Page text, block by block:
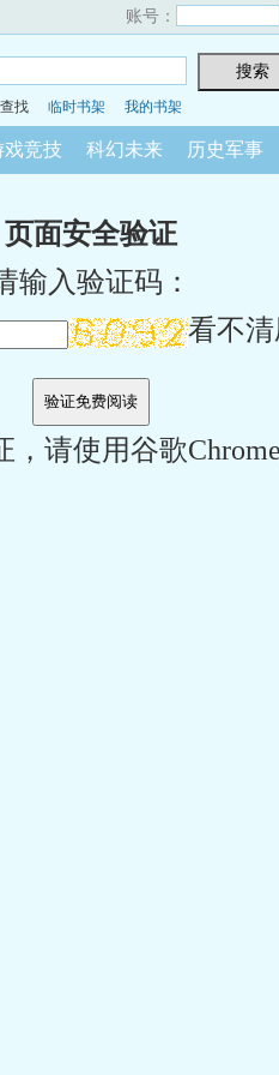
账号：
找 临时书架 我的书架
戏竞技 科幻未来 历史军事
页面安全验证
输入验证码：
看不
请使用谷歌